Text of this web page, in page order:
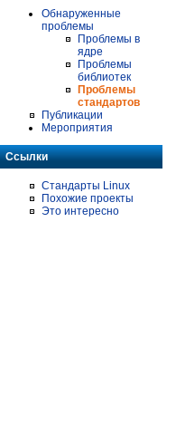
Обнаруженные
проблемы
Проблемы в
ядре
Проблемы
библиотек
Проблемы
стандартов
Публикации
Мероприятия
Ссылки
Стандарты Linux
Похожие проекты
Это интересно